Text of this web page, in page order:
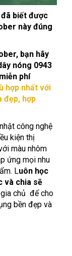
biết được
này đúng
bạn hãy
nóng 0943
phí
hợp nhất với
đẹp, hợp
công nghệ
kiện thị
màu nhôm
ứng mọi nhu
Luôn học
và chia sẽ
chủ để cho
bền đẹp và